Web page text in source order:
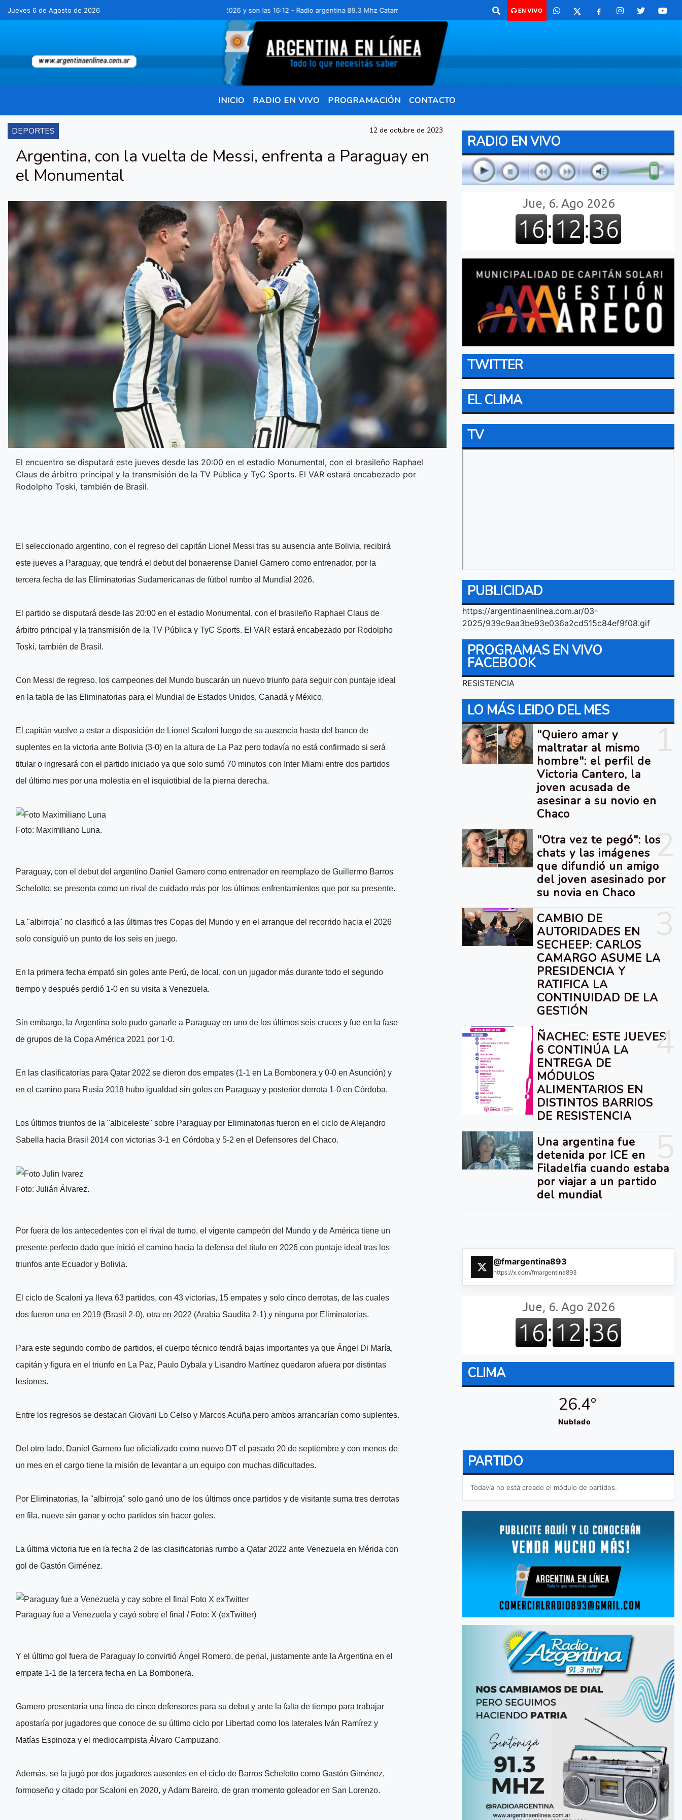
Jueves 6 de Agosto de 2026 Hoy es Jueves 6 de Agosto de 2026 y son las 16:12 - Radio argentina 89.3 Mhz Catamarca 436 Resistencia Chaco para comunicarte 362 4879579 Radio argentina 89.3 Mhz
EN VIVO
INICIO RADIO EN VIVO PROGRAMACIÓN CONTACTO
DEPORTES 12 de octubre de 2023
Argentina, con la vuelta de Messi, enfrenta a Paraguay en
el Monumental
El encuentro se disputará este jueves desde las 20:00 en el estadio Monumental, con el brasileño Raphael
Claus de árbitro principal y la transmisión de la TV Pública y TyC Sports. El VAR estará encabezado por
Rodolpho Toski, también de Brasil.
El seleccionado argentino, con el regreso del capitán Lionel Messi tras su ausencia ante Bolivia, recibirá
este jueves a Paraguay, que tendrá el debut del bonaerense Daniel Garnero como entrenador, por la
tercera fecha de las Eliminatorias Sudamericanas de fútbol rumbo al Mundial 2026.
El partido se disputará desde las 20:00 en el estadio Monumental, con el brasileño Raphael Claus de
árbitro principal y la transmisión de la TV Pública y TyC Sports. El VAR estará encabezado por Rodolpho
Toski, también de Brasil.
Con Messi de regreso, los campeones del Mundo buscarán un nuevo triunfo para seguir con puntaje ideal
en la tabla de las Eliminatorias para el Mundial de Estados Unidos, Canadá y México.
El capitán vuelve a estar a disposición de Lionel Scaloni luego de su ausencia hasta del banco de
suplentes en la victoria ante Bolivia (3-0) en la altura de La Paz pero todavía no está confirmado si será
titular o ingresará con el partido iniciado ya que solo sumó 70 minutos con Inter Miami entre dos partidos
del último mes por una molestia en el isquiotibial de la pierna derecha.
Foto: Maximiliano Luna.
Paraguay, con el debut del argentino Daniel Garnero como entrenador en reemplazo de Guillermo Barros
Schelotto, se presenta como un rival de cuidado más por los últimos enfrentamientos que por su presente.
La "albirroja" no clasificó a las últimas tres Copas del Mundo y en el arranque del recorrido hacia el 2026
solo consiguió un punto de los seis en juego.
En la primera fecha empató sin goles ante Perú, de local, con un jugador más durante todo el segundo
tiempo y después perdió 1-0 en su visita a Venezuela.
Sin embargo, la Argentina solo pudo ganarle a Paraguay en uno de los últimos seis cruces y fue en la fase
de grupos de la Copa América 2021 por 1-0.
En las clasificatorias para Qatar 2022 se dieron dos empates (1-1 en La Bombonera y 0-0 en Asunción) y
en el camino para Rusia 2018 hubo igualdad sin goles en Paraguay y posterior derrota 1-0 en Córdoba.
Los últimos triunfos de la "albiceleste" sobre Paraguay por Eliminatorias fueron en el ciclo de Alejandro
Sabella hacia Brasil 2014 con victorias 3-1 en Córdoba y 5-2 en el Defensores del Chaco.
Foto: Julián Álvarez.
Por fuera de los antecedentes con el rival de turno, el vigente campeón del Mundo y de América tiene un
presente perfecto dado que inició el camino hacia la defensa del título en 2026 con puntaje ideal tras los
triunfos ante Ecuador y Bolivia.
El ciclo de Scaloni ya lleva 63 partidos, con 43 victorias, 15 empates y solo cinco derrotas, de las cuales
dos fueron una en 2019 (Brasil 2-0), otra en 2022 (Arabia Saudita 2-1) y ninguna por Eliminatorias.
Para este segundo combo de partidos, el cuerpo técnico tendrá bajas importantes ya que Ángel Di María,
capitán y figura en el triunfo en La Paz, Paulo Dybala y Lisandro Martínez quedaron afuera por distintas
lesiones.
Entre los regresos se destacan Giovani Lo Celso y Marcos Acuña pero ambos arrancarían como suplentes.
Del otro lado, Daniel Garnero fue oficializado como nuevo DT el pasado 20 de septiembre y con menos de
un mes en el cargo tiene la misión de levantar a un equipo con muchas dificultades.
Por Eliminatorias, la "albirroja" solo ganó uno de los últimos once partidos y de visitante suma tres derrotas
en fila, nueve sin ganar y ocho partidos sin hacer goles.
La última victoria fue en la fecha 2 de las clasificatorias rumbo a Qatar 2022 ante Venezuela en Mérida con
gol de Gastón Giménez.
Paraguay fue a Venezuela y cayó sobre el final / Foto: X (exTwitter)
Y el último gol fuera de Paraguay lo convirtió Ángel Romero, de penal, justamente ante la Argentina en el
empate 1-1 de la tercera fecha en La Bombonera.
Garnero presentaría una línea de cinco defensores para su debut y ante la falta de tiempo para trabajar
apostaría por jugadores que conoce de su último ciclo por Libertad como los laterales Iván Ramírez y
Matías Espinoza y el mediocampista Álvaro Campuzano.
Además, se la jugó por dos jugadores ausentes en el ciclo de Barros Schelotto como Gastón Giménez,
formoseño y citado por Scaloni en 2020, y Adam Bareiro, de gran momento goleador en San Lorenzo.
RADIO EN VIVO
TWITTER
EL CLIMA
TV
PUBLICIDAD
https://argentinaenlinea.com.ar/03-
2025/939c9aa3be93e036a2cd515c84ef9f08.gif
PROGRAMAS EN VIVO
FACEBOOK
RESISTENCIA
LO MÁS LEIDO DEL MES
"Quiero amar y
maltratar al mismo
hombre": el perfil de
Victoria Cantero, la
joven acusada de
asesinar a su novio en
Chaco
2
"Otra vez te pegó": los
chats y las imágenes
que difundió un amigo
del joven asesinado por
su novia en Chaco
CAMBIO DE
AUTORIDADES EN
SECHEEP: CARLOS
CAMARGO ASUME LA
PRESIDENCIA Y
RATIFICA LA
CONTINUIDAD DE LA
GESTIÓN
4
ÑACHEC: ESTE JUEVES
6 CONTINÚA LA
ENTREGA DE
MÓDULOS
ALIMENTARIOS EN
DISTINTOS BARRIOS
DE RESISTENCIA
Una argentina fue
detenida por ICE en
Filadelfia cuando estaba
por viajar a un partido
del mundial
@fmargentina893
https://x.com/fmargentina893
CLIMA
26.4º
Nublado
PARTIDO
Todavía no está creado el módulo de partidos.